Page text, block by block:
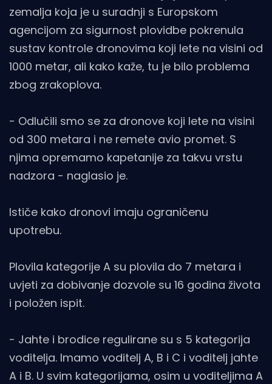
zemalja koja je u suradnji s Europskom
agencijom za sigurnost plovidbe pokrenula
sustav kontrole dronovima koji lete na visini od
1000 metar, ali kako kaže, tu je bilo problema
zbog zrakoplova.
- Odlučili smo se za dronove koji lete na visini
od 300 metara i ne remete avio promet. S
njima opremamo kapetanije za takvu vrstu
nadzora - naglasio je.
Ističe kako dronovi imaju ograničenu
upotrebu.
Plovila kategorije A su plovila do 7 metara i
uvjeti za dobivanje dozvole su 16 godina života
i položen ispit.
- Jahte i brodice regulirane su s 5 kategorija
voditelja. Imamo voditelj A, B i C i voditelj jahte
A i B. U svim kategorijama, osim u voditeljima A